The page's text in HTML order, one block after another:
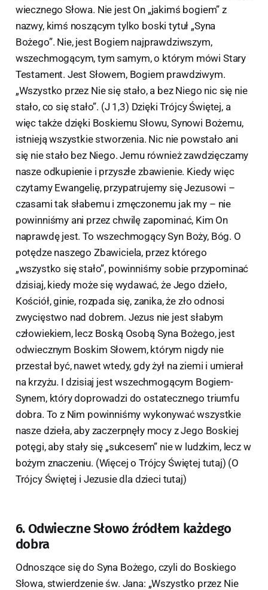
wiecznego Słowa. Nie jest On „jakimś bogiem” z
nazwy, kimś noszącym tylko boski tytuł „Syna
Bożego”. Nie, jest Bogiem najprawdziwszym,
wszechmogącym, tym samym, o którym mówi Stary
Testament. Jest Słowem, Bogiem prawdziwym.
„Wszystko przez Nie się stało, a bez Niego nic się nie
stało, co się stało”. (J 1,3) Dzięki Trójcy Świętej, a
więc także dzięki Boskiemu Słowu, Synowi Bożemu,
istnieją wszystkie stworzenia. Nic nie powstało ani
się nie stało bez Niego. Jemu również zawdzięczamy
nasze odkupienie i przyszłe zbawienie. Kiedy więc
czytamy Ewangelię, przypatrujemy się Jezusowi –
czasami tak słabemu i zmęczonemu jak my – nie
powinniśmy ani przez chwilę zapominać, Kim On
naprawdę jest. To wszechmogący Syn Boży, Bóg. O
potędze naszego Zbawiciela, przez którego
„wszystko się stało”, powinniśmy sobie przypominać
dzisiaj, kiedy może się wydawać, że Jego dzieło,
Kościół, ginie, rozpada się, zanika, że zło odnosi
zwycięstwo nad dobrem. Jezus nie jest słabym
człowiekiem, lecz Boską Osobą Syna Bożego, jest
odwiecznym Boskim Słowem, którym nigdy nie
przestał być, nawet wtedy, gdy żył na ziemi i umierał
na krzyżu. I dzisiaj jest wszechmogącym Bogiem-
Synem, który doprowadzi do ostatecznego triumfu
dobra. To z Nim powinniśmy wykonywać wszystkie
nasze dzieła, aby zaczerpnęły mocy z Jego Boskiej
potęgi, aby stały się „sukcesem” nie w ludzkim, lecz w
bożym znaczeniu. (Więcej o Trójcy Świętej tutaj) (O
Trójcy Świętej i Jezusie dla dzieci tutaj)
6. Odwieczne Słowo źródłem każdego
dobra
Odnoszące się do Syna Bożego, czyli do Boskiego
Słowa, stwierdzenie św. Jana: „Wszystko przez Nie